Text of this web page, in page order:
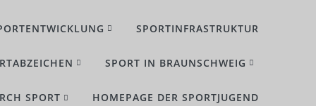
SPORTINFRASTRUKTUR
SPORT IN BRAUNSCHWEIG
SPORT HOMEPAGE DER SPORTJUGEND